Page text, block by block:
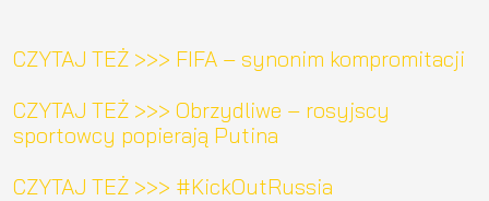
CZYTAJ TEŻ >>> FIFA – synonim kompromitacji
CZYTAJ TEŻ >>> Obrzydliwe – rosyjscy
sportowcy popierają Putina
CZYTAJ TEŻ >>> #KickOutRussia